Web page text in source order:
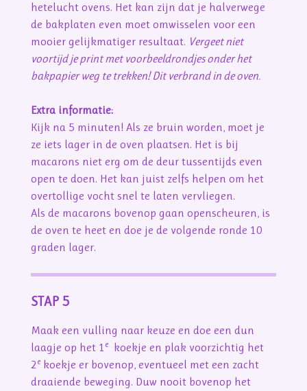
hetelucht ovens. Het kan zijn dat je halverwege
de bakplaten even moet omwisselen voor een
mooier gelijkmatiger resultaat. Vergeet niet
voortijd je print met voorbeeldrondjes onder het
bakpapier weg te trekken! Dit verbrand in de oven.
Extra informatie:
Kijk na 5 minuten! Als ze bruin worden, moet je
ze iets lager in de oven plaatsen. Het is bij
macarons niet erg om de deur tussentijds even
open te doen. Het kan juist zelfs helpen om het
overtollige vocht snel te laten vervliegen.
Als de macarons bovenop gaan openscheuren, is
de oven te heet en doe je de volgende ronde 10
graden lager.
STAP 5
Maak een vulling naar keuze en doe een dun
laagje op het 1 ekoekje en plak voorzichtig het
2 ekoekje er bovenop, eventueel met een zacht
draaiende beweging. Duw nooit bovenop het